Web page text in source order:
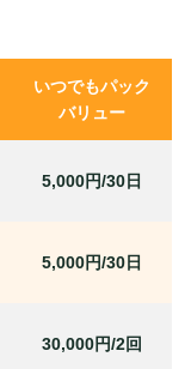
いつでもパック
バリュー
5,000円/30日
5,000円/30日
30,000円/2回